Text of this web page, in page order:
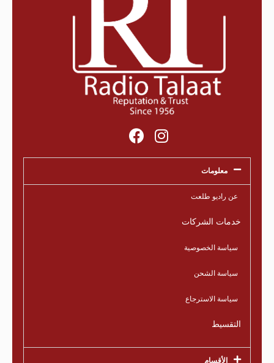
معلومات
عن راديو طلعت
خدمات الشركات
سياسة الخصوصية
سياسة الشحن
سياسة الاسترجاع
التقسيط
الأقسام